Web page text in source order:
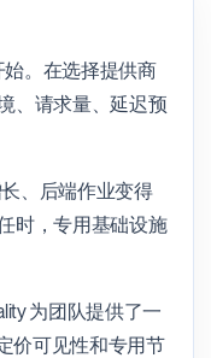
始。在选择提供商
、请求量、延迟预
、后端作业变得
时，专用基础设施
为团队提供了一
价可见性和专用节